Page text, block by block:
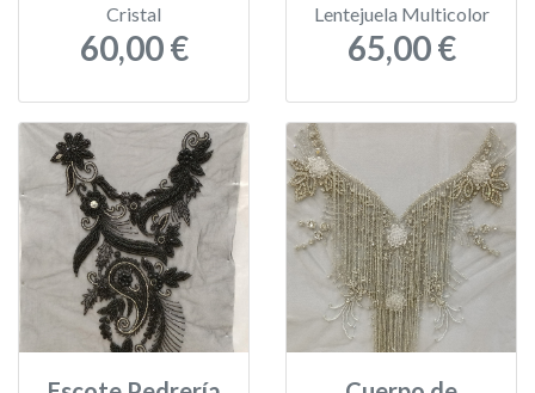
Cristal
60,00 €
Lentejuela Multicolor
65,00 €